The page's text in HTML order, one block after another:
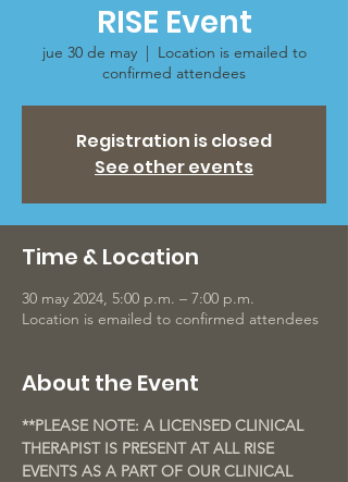
RISE Event
jue 30 de may
  |
Location is emailed to
confirmed attendees
Registration is closed
See other events
Time & Location
30 may 2024, 5:00 p.m. – 7:00 p.m.
Location is emailed to confirmed attendees
About the Event
**PLEASE NOTE: A LICENSED CLINICAL
THERAPIST IS PRESENT AT ALL RISE
EVENTS AS A PART OF OUR CLINICAL